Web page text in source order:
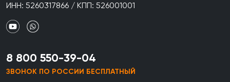
ИНН: 5260317866 / КПП: 526001001
8 800 550-39-04
ЗВОНОК ПО РОССИИ БЕСПЛАТНЫЙ